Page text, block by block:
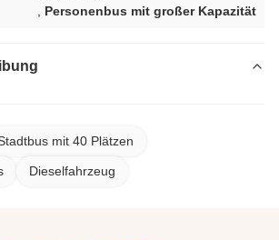
Personenbus mit großer Kapazität
mit 40 Plätzen
Dieselfahrzeug